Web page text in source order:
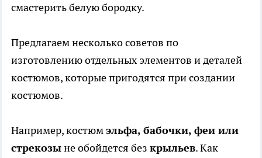
смастерить белую бородку.
Предлагаем несколько советов по
изготовлению отдельных элементов и деталей
костюмов, которые пригодятся при создании
костюмов.
Например, костюмэльфа, бабочки, феи или
стрекозыне обойдется без крыльев. Как